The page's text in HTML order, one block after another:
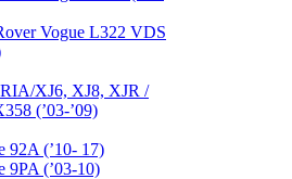
Vogue L322 VDS
XJ6, XJ8, XJR /
(’03-’09)
92A (’10- 17)
9PA (’03-10)